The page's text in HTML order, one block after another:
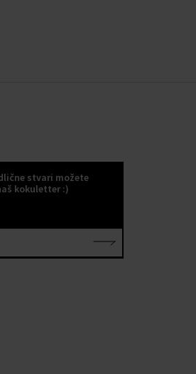
stvari možete
kokuletter :)